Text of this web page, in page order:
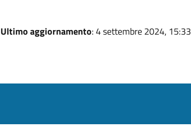
Ultimo aggiornamento: 4 settembre 2024, 15:33